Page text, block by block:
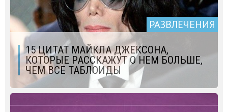
РАЗВЛЕЧЕНИЯ
15 ЦИТАТ МАЙКЛА ДЖЕКСОНА,
КОТОРЫЕ РАССКАЖУТ О НЕМ БОЛЬШЕ,
ЧЕМ ВСЕ ТАБЛОИДЫ